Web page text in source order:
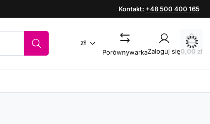
Kontakt: +48 500 400 165
zł
PorównywarkaZaloguj się0,00 zł